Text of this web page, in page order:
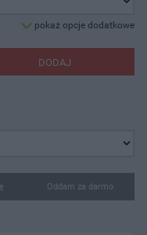
pokaż opcje dodatkowe
DODAJ
Oddam za darmo